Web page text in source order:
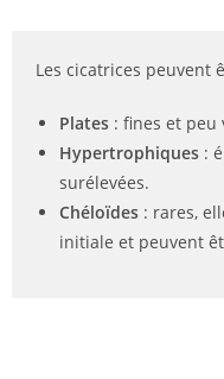
Les cicatrices peuvent
Plates : fines et peu
Hypertrophiques :
surélevées.
Chéloïdes : rares,
initiale et peuvent